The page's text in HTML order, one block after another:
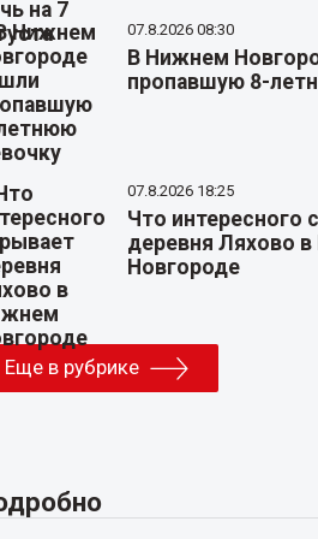
07.8.2026 08:30
В Нижнем
пропавшую 8-
07.8.2026 18:25
Что интересного
деревня Ляхово
Новгороде
Еще в рубрике